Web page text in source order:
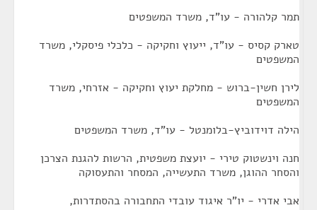
תמר קלהורה - עו"ד, משרד המשפטים
טארק קסיס - עו"ד, ייעוץ וחקיקה - כלכלי פיסקלי, משרד
המשפטים
לירן חשין-ברוש - מחלקת יעוץ וחקיקה - אזרחי, משרד
המשפטים
הילה דוידוביץ-בלומנטל - עו"ד, משרד המשפטים
חנה וינשטוק טירי - יועצת משפטית, הרשות להגנת הצרכן
והסחר ההוגן, משרד התעשייה, המסחר והתעסוקה
אבי אדרי - יו"ר איגוד עובדי התחבורה בהסתדרות,